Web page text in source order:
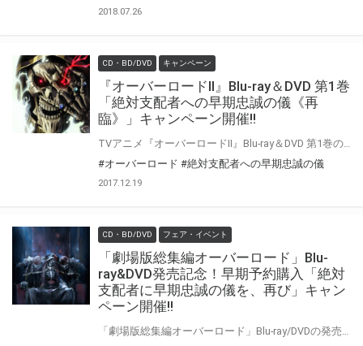
2018.07.26
CD・BD/DVD キャンペーン
『オーバーロードⅡ』Blu-ray＆DVD 第1巻
「絶対支配者への早期忠誠の儀《再
臨》」キャンペーン開催!!
#オーバーロード #絶対支配者への早期忠誠の儀
2017.12.19
CD・BD/DVD フェア・イベント
「劇場版総集編オーバーロード」Blu-
ray&DVD発売記念！早期予約購入「絶対
支配者に早期忠誠の儀を、再び」キャン
ペーン開催!!